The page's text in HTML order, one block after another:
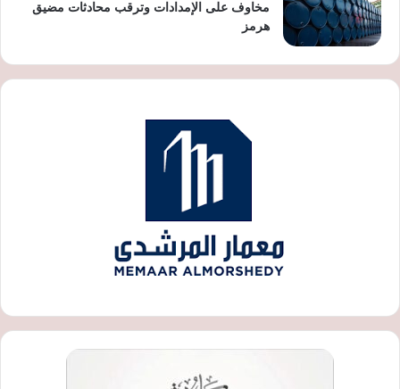
مخاوف على الإمدادات وترقب محادثات مضيق
هرمز